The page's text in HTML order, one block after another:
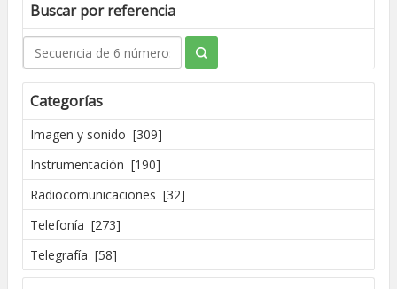
Buscar por referencia
Categorías
Imagen y sonido [309]
Instrumentación [190]
Radiocomunicaciones [32]
Telefonía [273]
Telegrafía [58]